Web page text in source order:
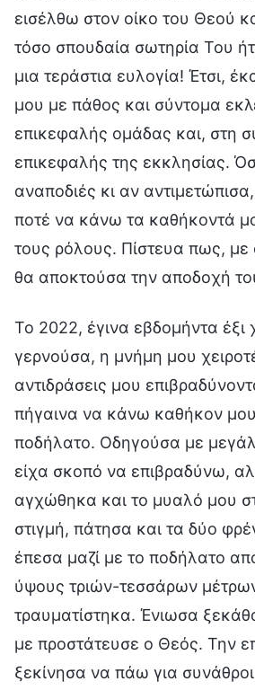
εισέλθω στον οίκο του Θεού
τόσο σπουδαία σωτηρία Του
μια τεράστια ευλογία! Έτσι,
μου με πάθος και σύντομα
επικεφαλής ομάδας και, στη
επικεφαλής της εκκλησίας.
αναποδιές κι αν
ποτέ να κάνω τα καθήκοντά
τους ρόλους. Πίστευα πως, με
θα αποκτούσα την αποδοχή
Το 2022, έγινα εβδομήντα
γερνούσα, η μνήμη μου
αντιδράσεις μου
πήγαινα να κάνω καθήκον μου
ποδήλατο. Οδηγούσα με
είχα σκοπό να επιβραδύνω,
αγχώθηκα και το μυαλό μου
στιγμή, πάτησα και τα δύο
έπεσα μαζί με το ποδήλατο
ύψους τριών-τεσσάρων
τραυματίστηκα. Ένιωσα
με προστάτευσε ο Θεός. Την
ξεκίνησα να πάω για